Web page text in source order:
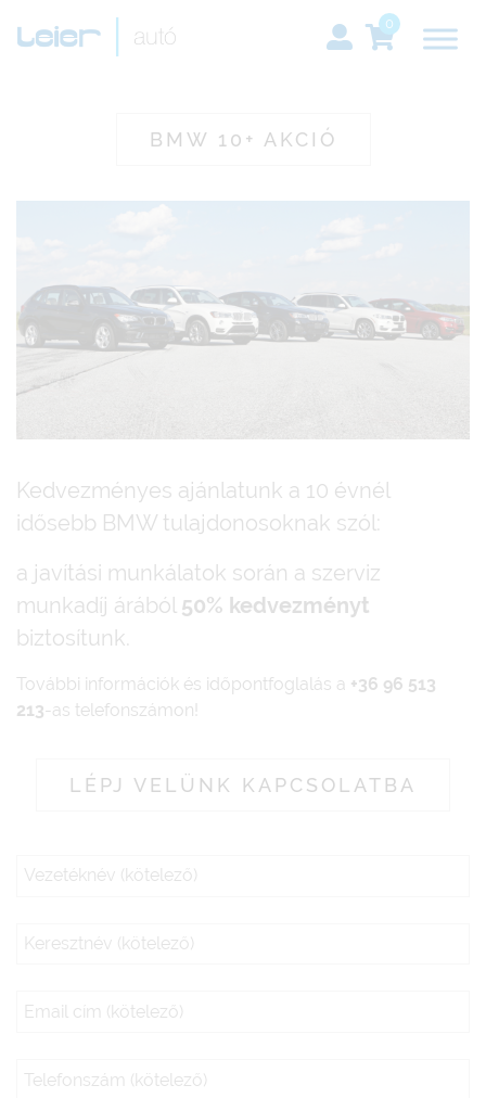
0
BMW 10+ AKCIÓ
Kedvezményes ajánlatunk a 10 évnél
idősebb BMW tulajdonosoknak szól:
a javítási munkálatok során a szerviz
munkadíj árából 50% kedvezményt
biztosítunk.
További információk és időpontfoglalás a +36 96 513
213-as telefonszámon!
LÉPJ VELÜNK KAPCSOLATBA